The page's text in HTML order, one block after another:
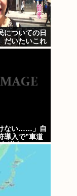
についての日
だいたいこれ
ない……」自
導入で”車道
増中